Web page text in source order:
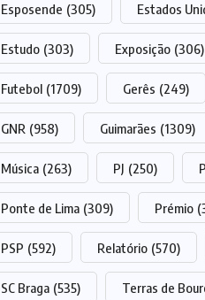
Esposende (305) Estados
Estudo (303) Exposição (306)
Futebol (1709) Gerês (249)
GNR (958) Guimarães (1309)
Música (263) PJ (250)
Ponte de Lima (309) Prémio
PSP (592) Relatório (570)
SC Braga (535) Terras de